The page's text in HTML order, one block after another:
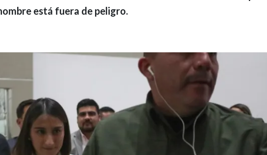
está fuera de peligro.